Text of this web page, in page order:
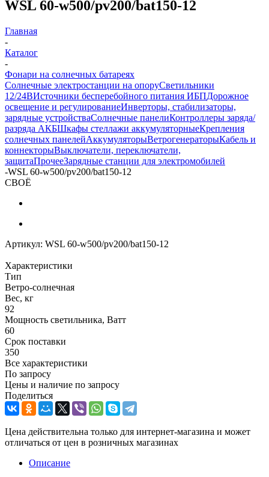
WSL 60-w500/pv200/bat150-12
Главная
-
Каталог
-
Фонари на солнечных батареях
Солнечные электростанции на опоруСветильники
12/24ВИсточники бесперебойного питания ИБПДорожное
освещение и регулированиеИнверторы, стабилизаторы,
зарядные устройстваСолнечные панелиКонтроллеры заряда/
разряда АКБШкафы стеллажи аккумуляторныеКрепления
солнечных панелейАккумуляторыВетрогенераторыКабель и
коннекторыВыключатели, переключатели,
защитаПрочееЗарядные станции для электромобилей
-WSL 60-w500/pv200/bat150-12
СВОЁ
Артикул: WSL 60-w500/pv200/bat150-12
Характеристики
Тип
Ветро-солнечная
Вес, кг
92
Мощность светильника, Ватт
60
Срок поставки
350
Все характеристики
По запросу
Цены и наличие по запросу
Поделиться
Цена действительна только для интернет-магазина и может
отличаться от цен в розничных магазинах
Описание